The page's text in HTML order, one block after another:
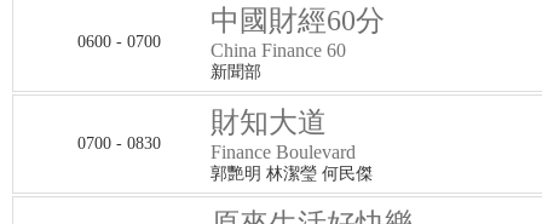
0600 - 0700
中國財經60分
China Finance 60
新聞部
0700 - 0830
財知大道
Finance Boulevard
郭艷明 林潔瑩 何民傑